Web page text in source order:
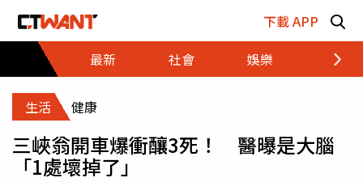
下載 APP
最新
社會 娛樂 財經
生活 健康
三峽翁開車爆衝釀3死！ 醫曝是大腦
「1處壞掉了」